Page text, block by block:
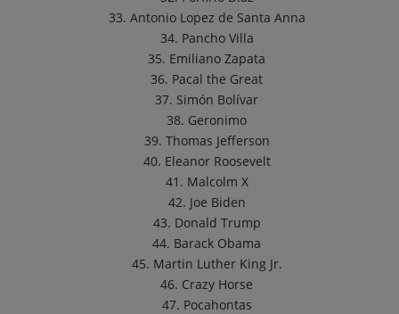
33. Antonio Lopez de Santa Anna
34. Pancho Villa
35. Emiliano Zapata
36. Pacal the Great
37. Simón Bolívar
38. Geronimo
39. Thomas Jefferson
40. Eleanor Roosevelt
41. Malcolm X
42. Joe Biden
43. Donald Trump
44. Barack Obama
45. Martin Luther King Jr.
46. Crazy Horse
47. Pocahontas